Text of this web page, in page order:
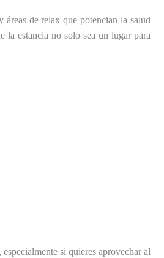
áreas de relax que potencian la salud
la estancia no solo sea un lugar para
si quieres aprovechar al